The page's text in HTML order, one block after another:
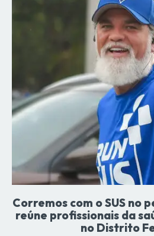
Corremos com o SUS no
reúne profissionais da
no Distrito